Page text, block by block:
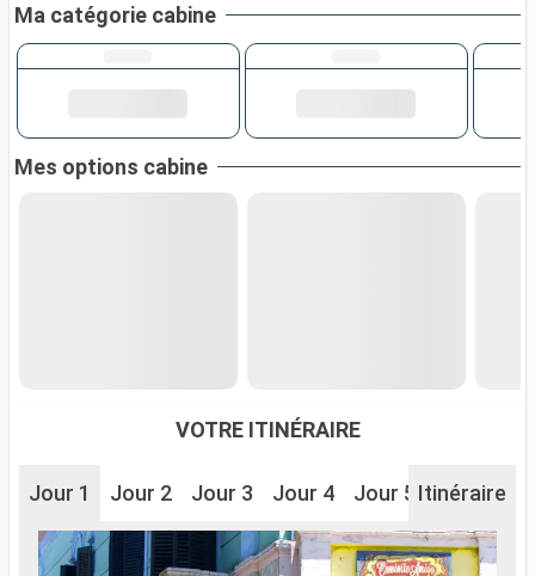
Ma catégorie cabine
Mes options cabine
VOTRE ITINÉRAIRE
Jour 1 Jour 2 Jour 3 Jour 4 Jour 5 Jour 6
Itinéraire